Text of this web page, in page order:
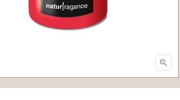
